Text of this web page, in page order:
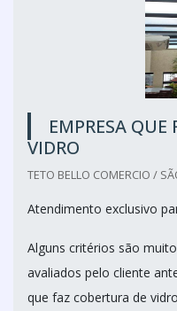
EMPRESA QUE
VIDRO
TETO BELLO COMERCIO /
Atendimento exclusivo
Alguns critérios são
avaliados pelo cliente
que faz cobertura de